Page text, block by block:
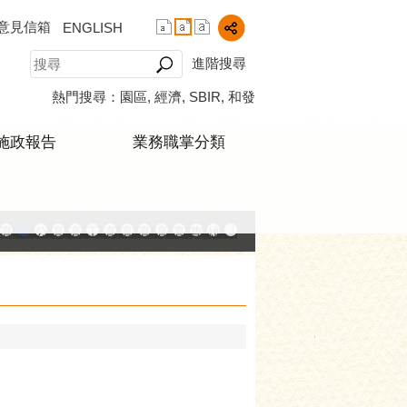
見信箱 ENGLISH
進階搜尋
熱門搜尋： 園區 經濟 SBIR 和發
政報告 業務職掌分類
企業升級輔導網站
大港創艦
科技創新園區
記線上申辦系統
產業園區
高雄工業資訊平台
高雄本洲產業園區服務中心
公司、商業登記主題網
高雄市友善商家
高雄市政府經濟發展局-工業管線查詢系統
工業管線防災教育資訊網
高雄市綠能管理資訊整合系統平台 - 綠能資訊
高雄市綠能管理資訊整合系統平台 -
高雄淨零商轉服務平台
高雄招商網
高雄會展網
專刊『雄心.大誌』
雄心高飛 創新經典
「我的E政府」入口網